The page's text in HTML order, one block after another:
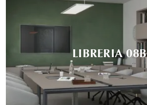
LIBRERIA 08B